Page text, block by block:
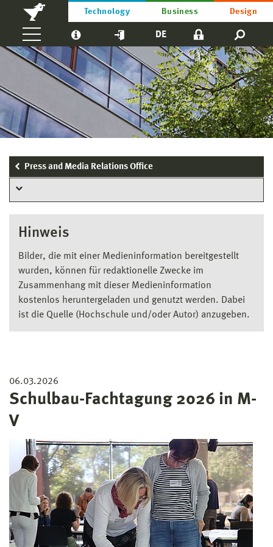
Technology Business Design
DE
Press and Media Relations Office
Hinweis
Bilder, die mit einer Medieninformation bereitgestellt
wurden, können für redaktionelle Zwecke im
Zusammenhang mit dieser Medieninformation
kostenlos heruntergeladen und genutzt werden. Dabei
ist die Quelle (Hochschule und/oder Autor) anzugeben.
06.03.2026
Schulbau-Fachtagung 2026 in M-
V